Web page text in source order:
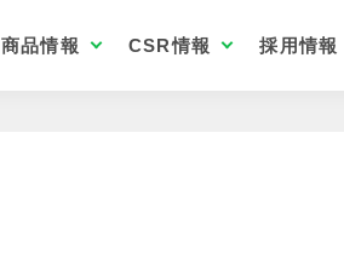
商品情報 CSR情報 採用情報